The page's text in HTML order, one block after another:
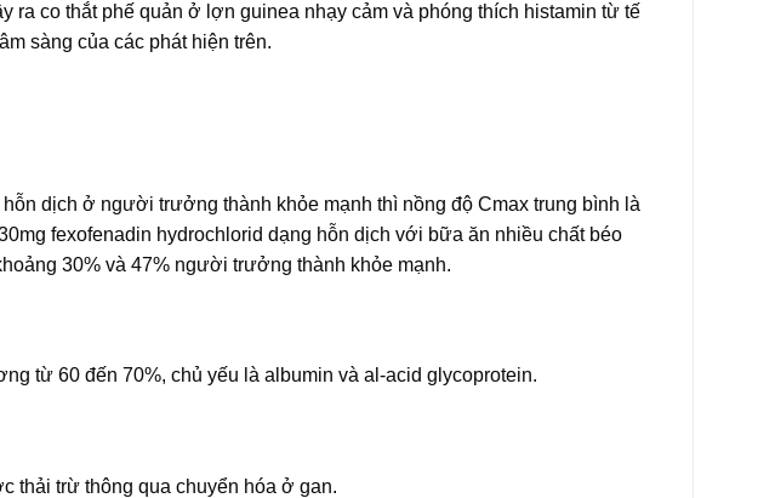
ra co thắt phế quản ở lợn guinea nhạy cảm và phóng thích histamin từ tế
sàng của các phát hiện trên.
dịch ở người trưởng thành khỏe mạnh thì nồng độ Cmax trung bình là
fexofenadin hydrochlorid dạng hỗn dịch với bữa ăn nhiều chất béo
30% và 47% người trưởng thành khỏe mạnh.
từ 60 đến 70%, chủ yếu là albumin và al-acid glycoprotein.
thải trừ thông qua chuyển hóa ở gan.